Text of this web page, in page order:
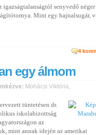
senyvedő néger
Mint egy hajnalsugár,
4
egy álmom
Mohácsi Viktória,
tüntetésen dr.
iskolabizottság
az
mint annak idején az amerikai